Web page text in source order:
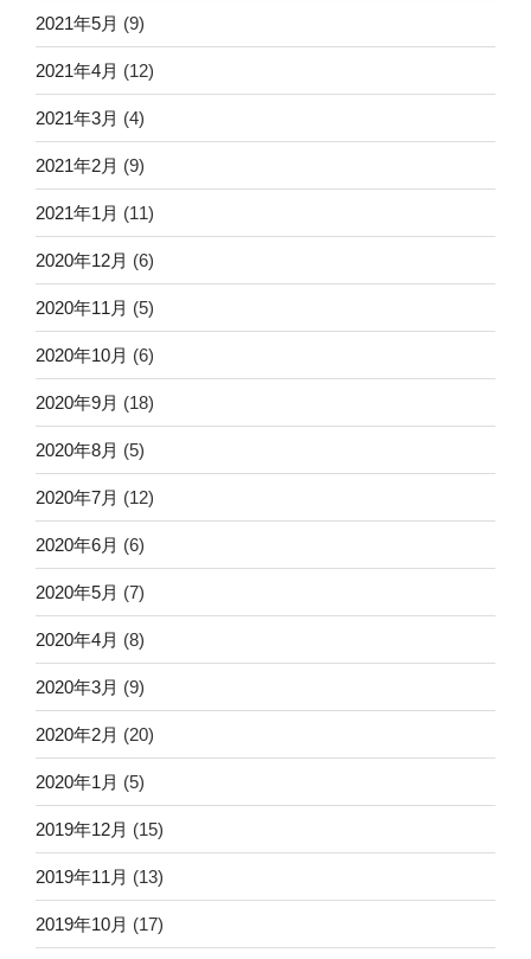
2021年5月 (9)
2021年4月 (12)
2021年3月 (4)
2021年2月 (9)
2021年1月 (11)
2020年12月 (6)
2020年11月 (5)
2020年10月 (6)
2020年9月 (18)
2020年8月 (5)
2020年7月 (12)
2020年6月 (6)
2020年5月 (7)
2020年4月 (8)
2020年3月 (9)
2020年2月 (20)
2020年1月 (5)
2019年12月 (15)
2019年11月 (13)
2019年10月 (17)